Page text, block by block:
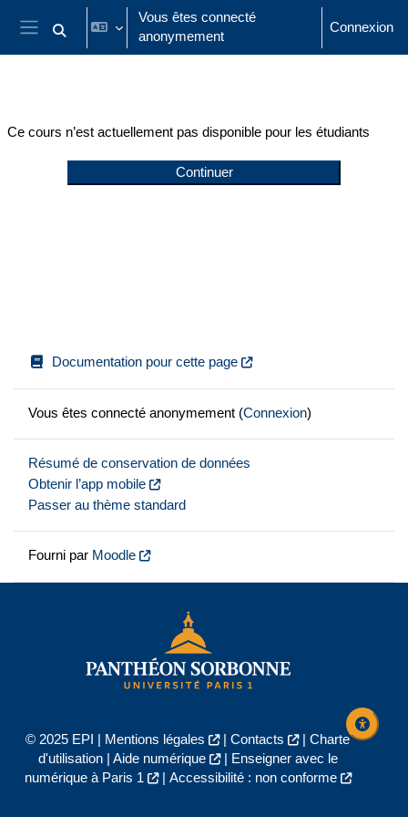
Passer au contenu principal
Panneau latéral
Activer/désactiver la saisie de recherche
Vous êtes connecté
anonymement
Connexion
Ce cours n’est actuellement pas disponible pour les étudiants
Continuer
Documentation pour cette page
Vous êtes connecté anonymement (Connexion)
Résumé de conservation de données
Obtenir l’app mobile
Passer au thème standard
Fourni par Moodle
© 2025 EPI | Mentions légales | Contacts | Charte
d'utilisation| Aide numérique |
Enseigner avec le
numérique à Paris 1
| Accessibilité : non conforme